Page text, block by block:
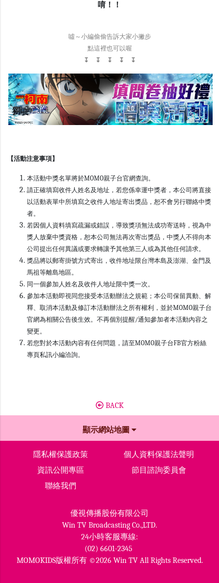
唷！！
噓～小編偷偷告訴大家小撇步
點這裡也可以喔
↧ ↧ ↧ ↧ ↧
【活動注意事項】
本活動中獎名單將於MOMO親子台官網查詢。
請正確填寫收件人姓名及地址，若您係幸運中獎者，本公司將直接
以活動表單中所填寫之收件人地址寄出獎品，恕不會另行聯絡中獎
者。
若因個人資料填寫疏漏或錯誤，導致獎項無法成功寄送時，視為中
獎人放棄中獎資格，恕本公司無法再次寄出獎品，中獎人不得向本
公司提出任何異議或要求轉讓予其他第三人或為其他任何請求。
獎品將以郵寄掛號方式寄出，收件地址限台灣本島及澎湖、金門及
馬祖等離島地區。
同一個參加人姓名及收件人地址限中獎一次。
參加本活動即視同您接受本活動辦法之規範；本公司保留異動、解
釋、取消本活動及修訂本活動辦法之所有權利，並於MOMO親子台
官網為相關公告後生效。不再個別提醒/通知參加者本活動內容之
變更。
若您對於本活動內容有任何問題，請至MOMO親子台FB官方粉絲
專頁私訊小編洽詢。
BACK
顯示網站地圖
隱私權保護政策
個人資料保護法聲明
資訊公開專區
節目諮詢委員會
聯絡我們
優視傳播股份有限公司
Win TV Broadcasting Co.,LTD.
24小時客服專線:
(02) 6601-2345
MOMOKIDS版權所有 ©2026 Win TV All Rights Reserved.